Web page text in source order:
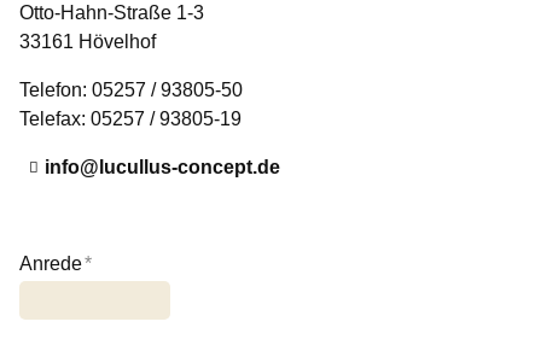
Otto-Hahn-Straße 1-3
33161 Hövelhof
Telefon: 05257 / 93805-50
Telefax: 05257 / 93805-19
nf c s-c nc pt d
Anrede*